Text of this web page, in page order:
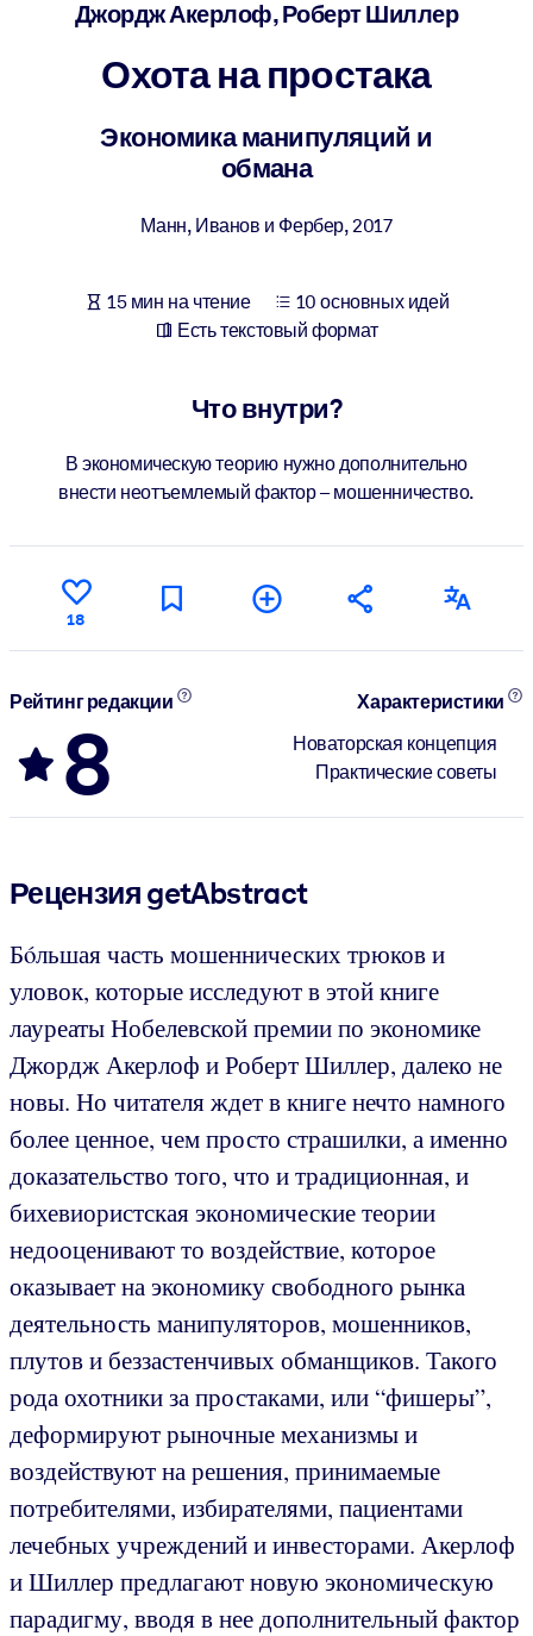
ПО СИСТЕМАМ
Интегрируйте краткие проверенные знания в вашу LMS/LXP для
лучших результатов обучения.
Для корпоративных библиотек
Для ИИ-систем
Джордж Акерлоф, Роберт Шиллер
Охота на простака
Экономика манипуляций и
обмана
Манн, Иванов и Фербер,2017
15 мин на чтение
10 основных идей
Есть текстовый формат
Что внутри?
В экономическую теорию нужно дополнительно
внести неотъемлемый фактор – мошенничество.
18
Рейтинг редакции
8
Характеристики
Новаторская концепция
Практические советы
Рецензия getAbstract
Бóльшая часть мошеннических трюков и
уловок, которые исследуют в этой книге
лауреаты Нобелевской премии по экономике
Джордж Акерлоф и Роберт Шиллер, далеко не
новы. Но читателя ждет в книге нечто намного
более ценное, чем просто страшилки, а именно
доказательство того, что и традиционная, и
бихевиористская экономические теории
недооценивают то воздействие, которое
оказывает на экономику свободного рынка
деятельность манипуляторов, мошенников,
плутов и беззастенчивых обманщиков. Такого
рода охотники за простаками, или “фишеры”,
деформируют рыночные механизмы и
воздействуют на решения, принимаемые
потребителями, избирателями, пациентами
лечебных учреждений и инвесторами. Акерлоф
и Шиллер предлагают новую экономическую
парадигму, вводя в нее дополнительный фактор